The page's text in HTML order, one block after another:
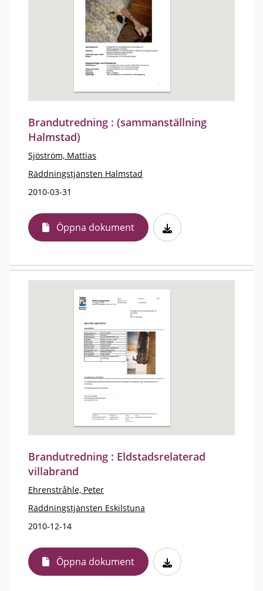
Brandutredning : (sammanställning
Halmstad)
Sjöström, Mattias
Räddningstjänsten Halmstad
2010-03-31
Öppna dokument
Brandutredning : Eldstadsrelaterad
villabrand
Ehrenstråhle, Peter
Räddningstjänsten Eskilstuna
2010-12-14
Öppna dokument